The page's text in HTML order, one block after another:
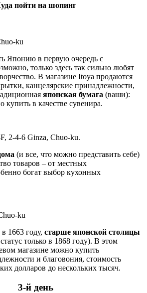
пойти на шопинг
ku
Японию в первую очередь с
только здесь так сильно любят
В магазине Itoya продаются
канцелярские принадлежности,
японская бумага (ваши):
купить в качестве сувенира.
2-4-6 Ginza, Chuo-ku.
(и все, что можно представить себе)
товаров – от местных
богат выбор кухонных
ku
1663 году, старше японской столицы
только в 1868 году). В этом
магазине можно купить
и благовония, стоимость
долларов до нескольких тысяч.
3-й день